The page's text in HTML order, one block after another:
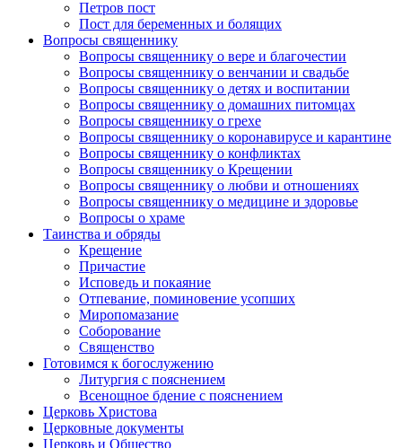
Петров пост
Пост для беременных и болящих
Вопросы священнику
Вопросы священнику о вере и благочестии
Вопросы священнику о венчании и свадьбе
Вопросы священнику о детях и воспитании
Вопросы священнику о домашних питомцах
Вопросы священнику о грехе
Вопросы священнику о коронавирусе и карантине
Вопросы священнику о конфликтах
Вопросы священнику о Крещении
Вопросы священнику о любви и отношениях
Вопросы священнику о медицине и здоровье
Вопросы о храме
Таинства и обряды
Крещение
Причастие
Исповедь и покаяние
Отпевание, поминовение усопших
Миропомазание
Соборование
Священство
Готовимся к богослужению
Литургия с пояснением
Всенощное бдение с пояснением
Церковь Христова
Церковные документы
Церковь и Общество